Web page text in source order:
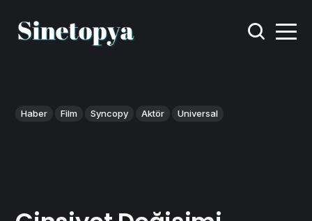
Haber Film Syncopy Aktör Universal